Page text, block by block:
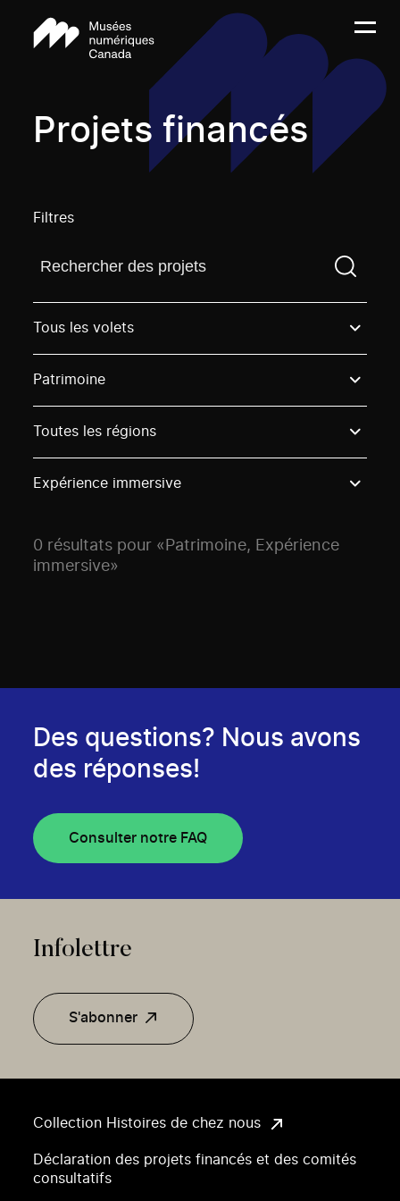
Projets financés
Filtres
Trouvez un projetVous devez saisir un terme de
Tous les volets
Patrimoine
Toutes les régions
Expérience immersive
0 résultats pour «Patrimoine, Expérience
immersive»
Collection Histoires de chez nous
Déclaration des projets financés et des comités
consultatifs
Des questions? Nous avons
des réponses!
Consulter notre FAQ
Infolettre
S'abonner